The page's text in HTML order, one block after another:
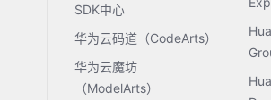
SDK中心
华为云码道（CodeArts）
华为云魔坊
（ModelArts）